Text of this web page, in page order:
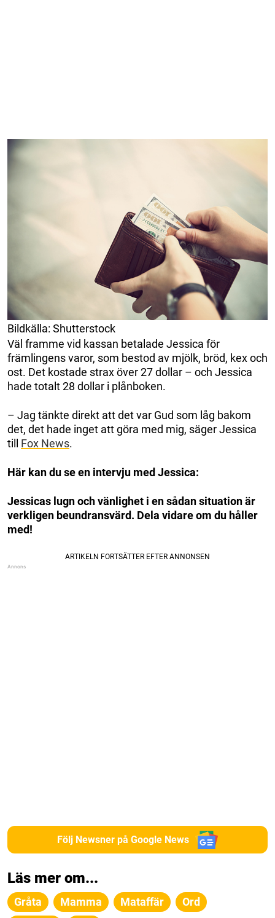
Bildkälla: Shutterstock
Väl framme vid kassan betalade Jessica för
främlingens varor, som bestod av mjölk, bröd, kex och
ost. Det kostade strax över 27 dollar – och Jessica
hade totalt 28 dollar i plånboken.
– Jag tänkte direkt att det var Gud som låg bakom
det, det hade inget att göra med mig, säger Jessica
till Fox News.
Här kan du se en intervju med Jessica:
Jessicas lugn och vänlighet i en sådan situation är
verkligen beundransvärd. Dela vidare om du håller
med!
Följ Newsner på Google News
Läs mer om...
Gråta Mamma Mataffär
Ord